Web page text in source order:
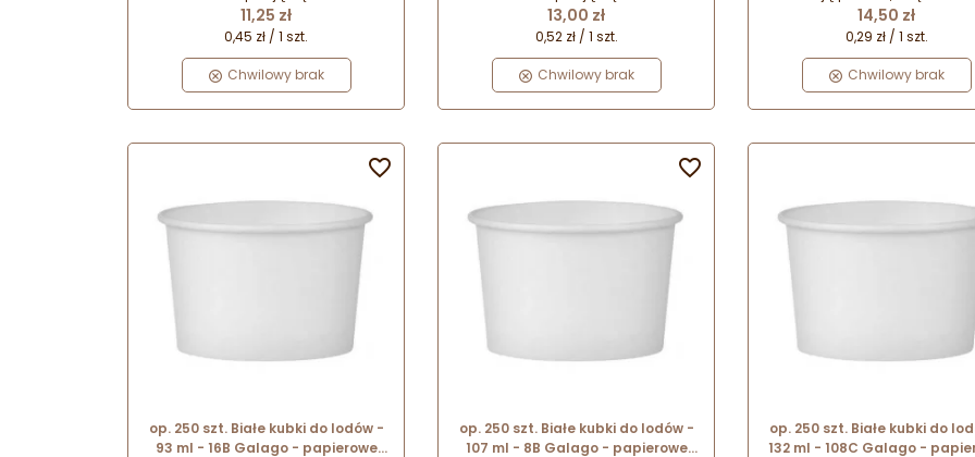
proekologiczne trendy w sektorze
spożywczym. Doskonale sprawdzą
przekąsek i wegańskich lodów.
Cena
11,25 zł
0,45 zł / 1 szt.
Chwilowy brak
proekologiczne trendy w sektorze
spożywczym. Doskonale sprawdzą
przekąsek i wegańskich lodów.
Cena
13,00 zł
0,52 zł / 1 szt.
Chwilowy brak
podlegają dodatkowej opłacie
(tzw. opłacie od plastiku Single
objęte Rozporządzeniem
Klimatu i Środowiska (z dnia
grudnia 2023 roku) w
sztucznych będące
Cena
14,50 zł
0,29 zł / 1 szt.
Chwilowy brak
op. 250 szt. Białe kubki do lodów -
93 ml - 16B Galago - papierowe

op. 250 szt. Białe kubki do lodów -
107 ml - 8B Galago - papierowe

op. 250 szt. Białe kubki do
132 ml - 108C Galago -